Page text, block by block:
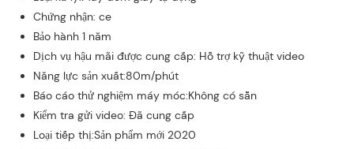
Chứng nhận: ce
Bảo hành 1 năm
Dịch vụ hậu mãi được cung cấp: Hỗ trợ kỹ thuật video
Năng lực sản xuất:80m/phút
Báo cáo thử nghiệm máy móc:Không có sẵn
Kiểm tra gửi video: Đã cung cấp
Loại tiếp thị:Sản phẩm mới 2020